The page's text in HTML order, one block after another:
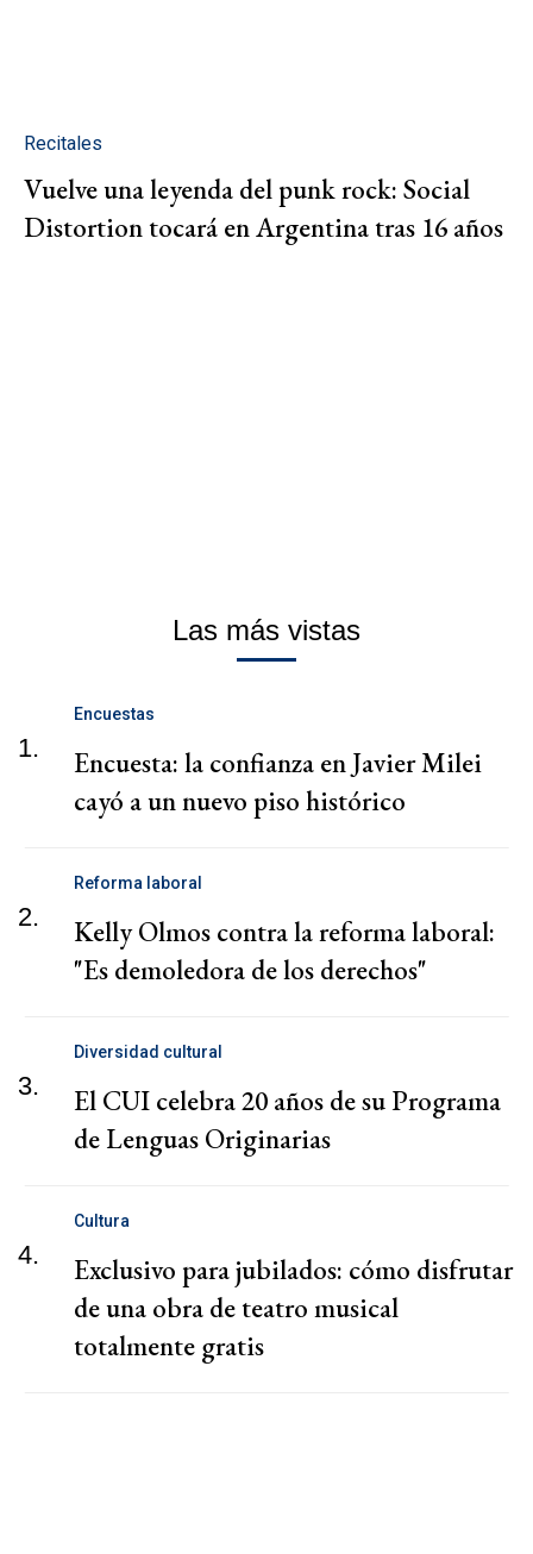
Recitales
Vuelve una leyenda del punk rock: Social
Distortion tocará en Argentina tras 16 años
Las más vistas
1.
Encuestas
Encuesta: la confianza en Javier Milei
cayó a un nuevo piso histórico
2.
Reforma laboral
Kelly Olmos contra la reforma laboral:
"Es demoledora de los derechos"
3.
Diversidad cultural
El CUI celebra 20 años de su Programa
de Lenguas Originarias
4.
Cultura
Exclusivo para jubilados: cómo disfrutar
de una obra de teatro musical
totalmente gratis